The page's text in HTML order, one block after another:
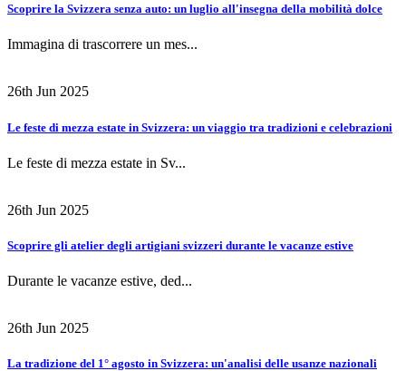
Scoprire la Svizzera senza auto: un luglio all'insegna della mobilità dolce
Immagina di trascorrere un mes...
26th Jun 2025
Le feste di mezza estate in Svizzera: un viaggio tra tradizioni e celebrazioni
Le feste di mezza estate in Sv...
26th Jun 2025
Scoprire gli atelier degli artigiani svizzeri durante le vacanze estive
Durante le vacanze estive, ded...
26th Jun 2025
La tradizione del 1° agosto in Svizzera: un'analisi delle usanze nazionali